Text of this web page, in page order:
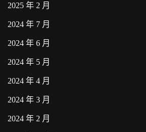
2025 年 2 月
2024 年 7 月
2024 年 6 月
2024 年 5 月
2024 年 4 月
2024 年 3 月
2024 年 2 月